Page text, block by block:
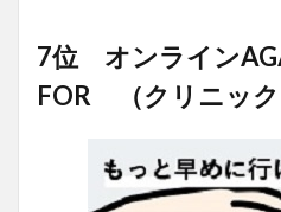
7位 オンライン
FOR （クリニック